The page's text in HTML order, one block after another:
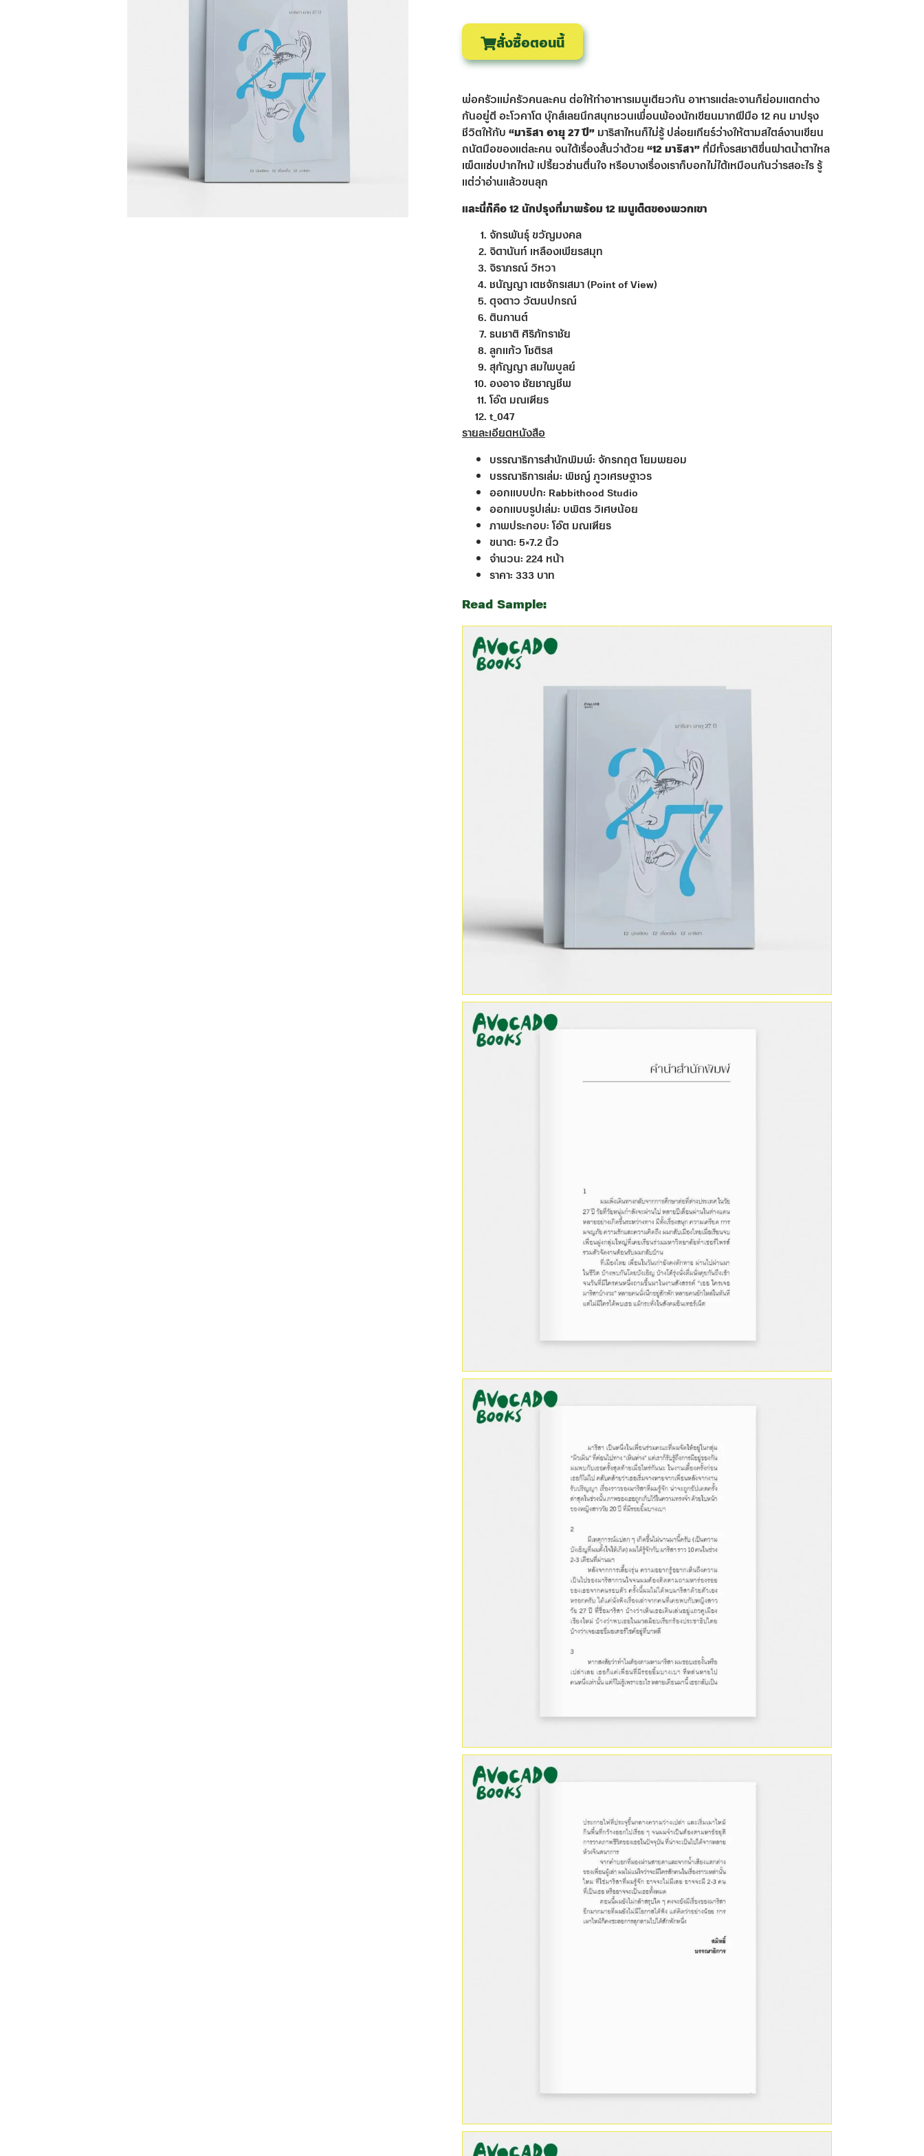
สั่งซื้อตอนนี้
พ่อครัวแม่ครัวคนละคน ต่อให้ทำอาหารเมนูเดียวกัน อาหารแต่ละจานก็ย่อมแตกต่าง
กันอยู่ดี อะโวคาโด บุ๊กส์เลยนึกสนุกชวนเพื่อนพ้องนักเขียนมากฝีมือ 12 คน มาปรุง
ชีวิตให้กับ“มาริสา อายุ 27 ปี”มาริสาไหนก็ไม่รู้ ปล่อยเกียร์ว่างให้ตามสไตล์งานเขียน
ถนัดมือของแต่ละคน จนได้เรื่องสั้นว่าด้วย“12 มาริสา”ที่มีทั้งรสชาติขื่นฝาดน้ำตาไหล
เผ็ดแซ่บปากไหม้ เปรี้ยวซ่านตื่นใจ หรือบางเรื่องเราก็บอกไม่ได้เหมือนกันว่ารสอะไร รู้
แต่ว่าอ่านแล้วขนลุก
และนี่ก็คือ 12 นักปรุงที่มาพร้อม 12 เมนูเด็ดของพวกเขา
จักรพันธุ์ ขวัญมงคล
จิดานันท์ เหลืองเพียรสมุท
จิราภรณ์ วิหวา
ชนัญญา เตชจักรเสมา (Point of View)
ดุจดาว วัฒนปกรณ์
ตินกานต์
ธนชาติ ศิริภัทราชัย
ลูกแก้ว โชติรส
สุกัญญา สมไพบูลย์
องอาจ ชัยชาญชีพ
โอ๊ต มณเฑียร
t_047
รายละเอียดหนังสือ
บรรณาธิการสำนักพิมพ์: จักรกฤต โยมพยอม
บรรณาธิการเล่ม: พิชญ์ ภูวเศรษฐาวร
ออกแบบปก: Rabbithood Studio
ออกแบบรูปเล่ม: บพิตร วิเศษน้อย
ภาพประกอบ: โอ๊ต มณเฑียร
ขนาด: 5×7.2 นิ้ว
จำนวน: 224 หน้า
ราคา: 333 บาท
Read Sample: